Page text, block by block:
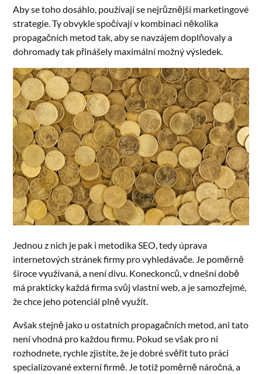
Aby se toho dosáhlo, používají se nejrůznější marketingové
strategie. Ty obvykle spočívají v kombinaci několika
propagačních metod tak, aby se navzájem doplňovaly a
dohromady tak přinášely maximální možný výsledek.
Jednou z nich je pak i metodika SEO, tedy úprava
internetových stránek firmy pro vyhledávače. Je poměrně
široce využívaná, a není divu. Koneckonců, v dnešní době
má prakticky každá firma svůj vlastní web, a je samozřejmé,
že chce jeho potenciál plně využít.
Avšak stejně jako u ostatních propagačních metod, ani tato
není vhodná pro každou firmu. Pokud se však pro ni
rozhodnete, rychle zjistíte, že je dobré svěřit tuto práci
specializované externí firmě. Je totiž poměrně náročná, a